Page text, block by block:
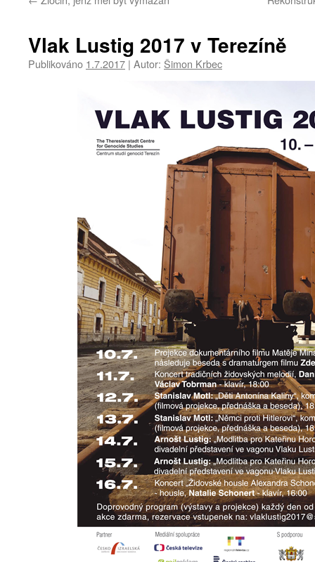
Vlak Lustig 2017 v Terezíně
Publikováno 1.7.2017 | Autor: Šimon Krbec